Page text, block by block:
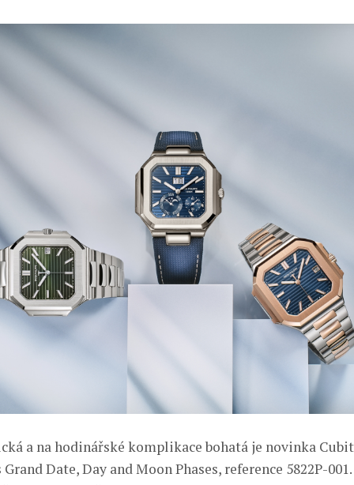
a na hodinářské komplikace bohatá je novinka
Date, Day and Moon Phases, reference 5822P-001.